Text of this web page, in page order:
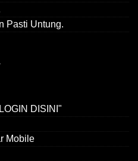
Pasti Untung.
DISINI"
Mobile